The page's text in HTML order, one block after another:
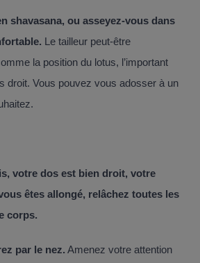
shavasana, ou asseyez-vous dans
Le tailleur peut-être
la position du lotus, l’important
droit. Vous pouvez vous adosser à un
votre dos est bien droit, votre
êtes allongé, relâchez toutes les
corps.
par le nez. Amenez votre attention